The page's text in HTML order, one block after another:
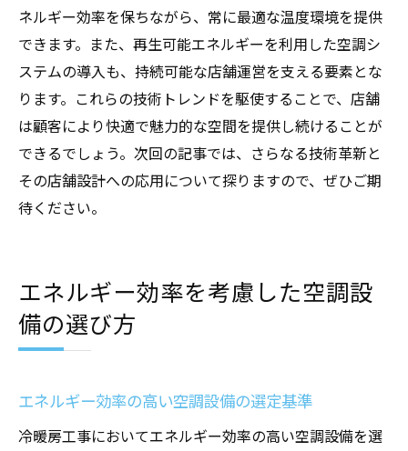
ネルギー効率を保ちながら、常に最適な温度環境を提供
できます。また、再生可能エネルギーを利用した空調シ
ステムの導入も、持続可能な店舗運営を支える要素とな
ります。これらの技術トレンドを駆使することで、店舗
は顧客により快適で魅力的な空間を提供し続けることが
できるでしょう。次回の記事では、さらなる技術革新と
その店舗設計への応用について探りますので、ぜひご期
待ください。
エネルギー効率を考慮した空調設
備の選び方
エネルギー効率の高い空調設備の選定基準
冷暖房工事においてエネルギー効率の高い空調設備を選